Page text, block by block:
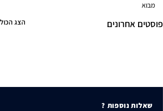
מבוא
פוסטים אחרונים הצג הכול
שאלות נוספות ?